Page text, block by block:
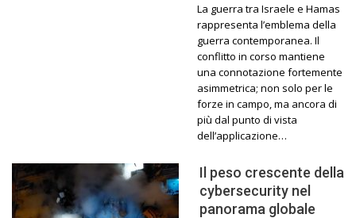
La guerra tra Israele e Hamas
rappresenta l’emblema della
guerra contemporanea. Il
conflitto in corso mantiene
una connotazione fortemente
asimmetrica; non solo per le
forze in campo, ma ancora di
più dal punto di vista
dell’applicazione…
Il peso crescente della
cybersecurity nel
panorama globale